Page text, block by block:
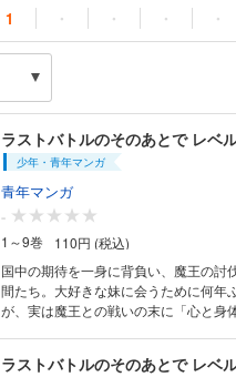
1 ・ ・ ・ ・
少年・青年マンガ
青年マンガ
-
1～9巻
110円 (税込)
国中の期待を一身に背負い、魔王の討
間たち。大好きな妹に会うために何年
が、実は魔王との戦いの末に「心と
ラストバトルのそのあとで レベ